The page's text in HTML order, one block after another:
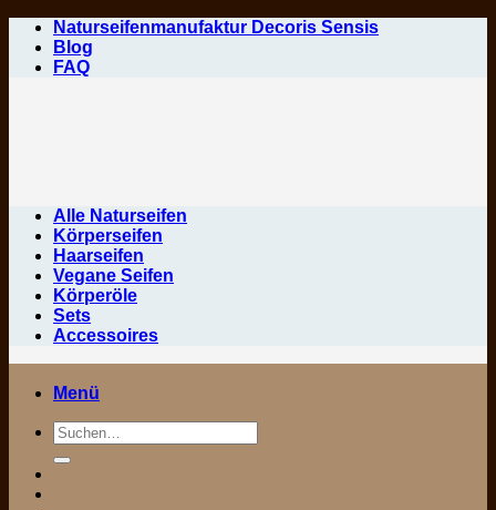
Zum
Inhalt
springen
Naturseifenmanufaktur Decoris Sensis
Blog
FAQ
Menü
Suchen
nach:
Alle Naturseifen
Körperseifen
Haarseifen
Vegane Seifen
Körperöle
Sets
Accessoires